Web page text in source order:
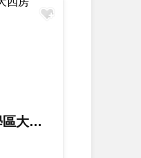
大安森林龍門金華學區大四房